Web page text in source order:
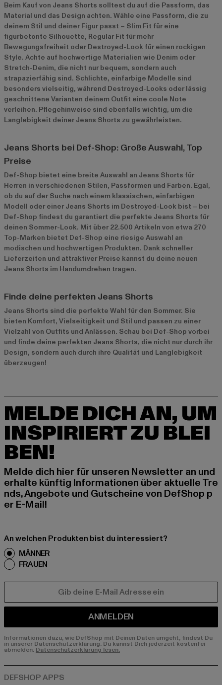
Beim Kauf von Jeans Shorts solltest du auf die Passform, das
Material und das Design achten. Wähle eine Passform, die zu
deinem Stil und deiner Figur passt – Slim Fit für eine
figurbetonte Silhouette, Regular Fit für mehr
Bewegungsfreiheit oder Destroyed-Look für einen rockigen
Style. Achte auf hochwertige Materialien wie Denim oder
Stretch-Denim, die nicht nur bequem, sondern auch
strapazierfähig sind. Schlichte, einfarbige Modelle sind
besonders vielseitig, während Destroyed-Looks oder lässig
geschnittene Varianten deinem Outfit eine coole Note
verleihen. Pflegehinweise sind ebenfalls wichtig, um die
Langlebigkeit deiner Jeans Shorts zu gewährleisten.
Jeans Shorts bei Def-Shop: Große Auswahl, Top
Preise
Def-Shop bietet eine breite Auswahl an Jeans Shorts für
Herren in verschiedenen Stilen, Passformen und Farben. Egal,
ob du auf der Suche nach einem klassischen, einfarbigen
Modell oder einer Jeans Shorts im Destroyed-Look bist – bei
Def-Shop findest du garantiert die perfekte Jeans Shorts für
deinen Sommer-Look. Mit über 22.500 Artikeln von etwa 270
Top-Marken bietet Def-Shop eine riesige Auswahl an
modischen und hochwertigen Produkten. Dank schneller
Lieferzeiten und attraktiver Preise kannst du deine neuen
Jeans Shorts im Handumdrehen tragen.
Finde deine perfekten Jeans Shorts
Jeans Shorts sind die perfekte Wahl für den Sommer. Sie
bieten Komfort, Vielseitigkeit und Stil und passen zu einer
Vielzahl von Outfits und Anlässen. Schau bei Def-Shop vorbei
und finde deine perfekten Jeans Shorts, die nicht nur durch ihr
Design, sondern auch durch ihre Qualität und Langlebigkeit
überzeugen!
MELDE DICH AN, UM
INSPIRIERT ZU BLEI
BEN!
Melde dich hier für unseren Newsletter an und
erhalte künftig Informationen über aktuelle Tre
nds, Angebote und Gutscheine von DefShop p
er E-Mail!
An welchen Produkten bist du interessiert?
MÄNNER
FRAUEN
ANMELDEN
Informationen dazu, wie DefShop mit Deinen Daten umgeht, findest Du
in unserer Datenschutzerklärung. Du kannst Dich jederzeit kostenfei
abmelden.Datenschutzerklärung lesen.